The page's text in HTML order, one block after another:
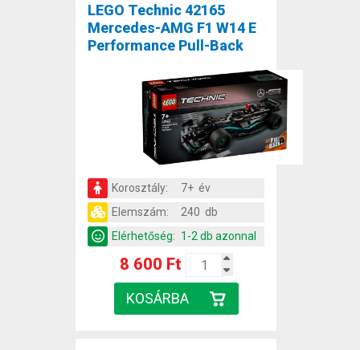
LEGO Technic 42165
Mercedes-AMG F1 W14 E
Performance Pull-Back
Korosztály:
7+ év
Elemszám:
240 db
Elérhetőség: 1-2 db azonnal
8 600 Ft